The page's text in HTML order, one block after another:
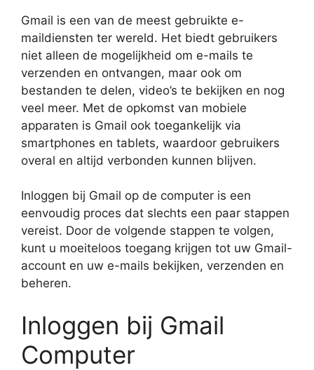
Gmail is een van de meest gebruikte e-
maildiensten ter wereld. Het biedt gebruikers
niet alleen de mogelijkheid om e-mails te
verzenden en ontvangen, maar ook om
bestanden te delen, video’s te bekijken en nog
veel meer. Met de opkomst van mobiele
apparaten is Gmail ook toegankelijk via
smartphones en tablets, waardoor gebruikers
overal en altijd verbonden kunnen blijven.
Inloggen bij Gmail op de computer is een
eenvoudig proces dat slechts een paar stappen
vereist. Door de volgende stappen te volgen,
kunt u moeiteloos toegang krijgen tot uw Gmail-
account en uw e-mails bekijken, verzenden en
beheren.
Inloggen bij Gmail
Computer